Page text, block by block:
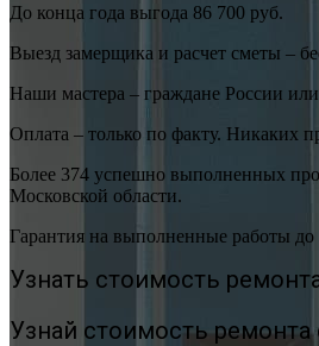
До конца года выгода 86 700 руб.
Выезд замерщика и расчет сметы –
Наши мастера – граждане России
Оплата – только по факту. Никаких
Более 374 успешно выполненных
Московской области.
Гарантия на выполненные работы до
Узнать стоимость
Узнай стоимость ремонта